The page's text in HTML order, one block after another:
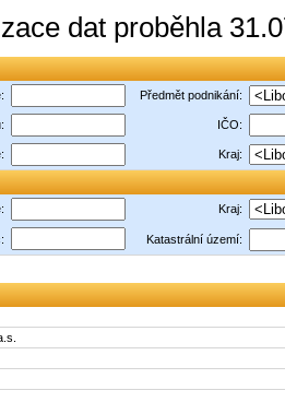
dat proběhla
Předmět podnikání:
IČO:
Kraj:
Kraj:
Katastrální území: